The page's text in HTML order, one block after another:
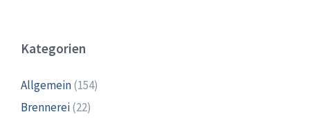
Kategorien
Allgemein(154)
Brennerei(22)